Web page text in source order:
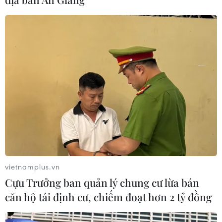
CƠ QUAN CHỦ QUẢN: THÔNG TẤN XÃ VIỆT NAM
Tổng Biên tập: TRẦN TIẾN DUẨN
Phó Tổng Biên tập: NGUYỄN THỊ TÁM, KHÚC THANH
Quy định sử dụng
RSS
Hỗ trợ
Ngôn ngữ
Dịch vụ tin
Quảng cáo
Liên hệ
vietnamplus.vn
Cựu Trưởng ban quản lý chung cư lừa bán
căn hộ tái định cư, chiếm đoạt hơn 2 tỷ đồng